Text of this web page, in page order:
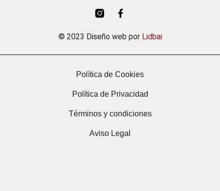
© 2023 Diseño web por Lidbai
Política de Cookies
Política de Privacidad
Términos y condiciones
Aviso Legal